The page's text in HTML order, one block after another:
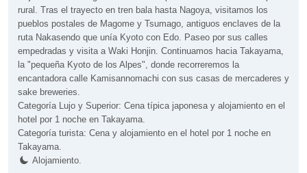
rural. Tras el trayecto en tren bala hasta Nagoya, visitamos los
pueblos postales de Magome y Tsumago, antiguos enclaves de la
ruta Nakasendo que unía Kyoto con Edo. Paseo por sus calles
empedradas y visita a Waki Honjin. Continuamos hacia Takayama,
la "pequeña Kyoto de los Alpes", donde recorreremos la
encantadora calle Kamisannomachi con sus casas de mercaderes y
sake breweries.
Categoría Lujo y Superior: Cena típica japonesa y alojamiento en el
hotel por 1 noche en Takayama.
Categoría turista: Cena y alojamiento en el hotel por 1 noche en
Takayama.
Alojamiento.